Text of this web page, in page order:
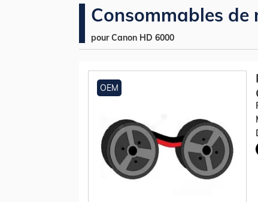
Consommables de
pour Canon HD 6000
OEM